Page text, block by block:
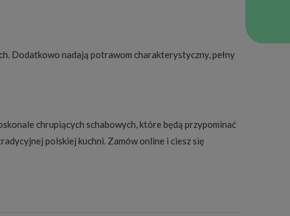
Dodatkowo nadają potrawom charakterystyczny, pełny
chrupiących schabowych, które będą przypominać
polskiej kuchni. Zamów online i ciesz się